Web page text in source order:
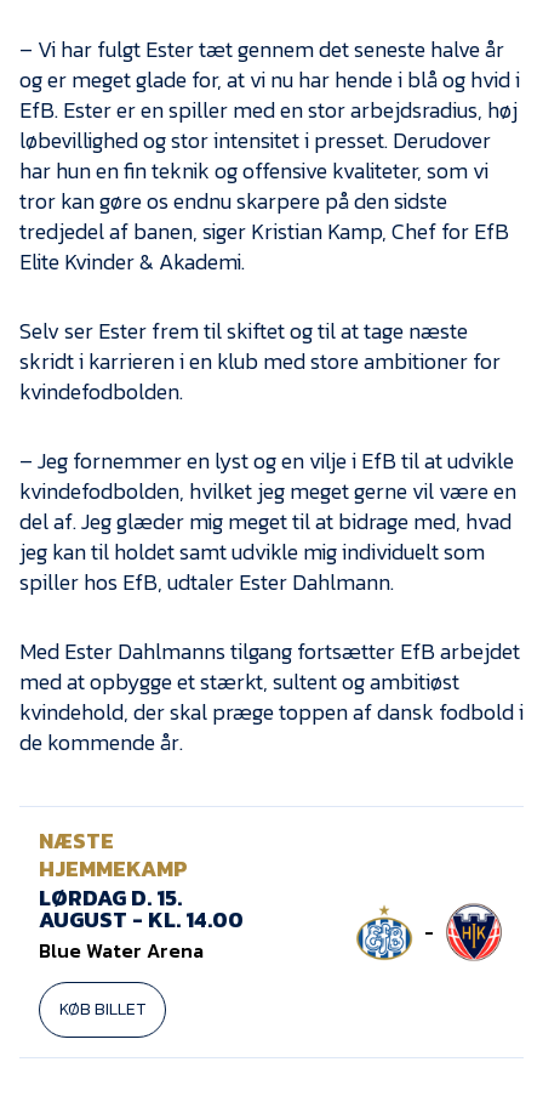
– Vi har fulgt Ester tæt gennem det seneste halve år
og er meget glade for, at vi nu har hende i blå og hvid i
EfB. Ester er en spiller med en stor arbejdsradius, høj
løbevillighed og stor intensitet i presset. Derudover
har hun en fin teknik og offensive kvaliteter, som vi
tror kan gøre os endnu skarpere på den sidste
tredjedel af banen, siger Kristian Kamp, Chef for EfB
Elite Kvinder & Akademi.
Selv ser Ester frem til skiftet og til at tage næste
skridt i karrieren i en klub med store ambitioner for
kvindefodbolden.
– Jeg fornemmer en lyst og en vilje i EfB til at udvikle
kvindefodbolden, hvilket jeg meget gerne vil være en
del af. Jeg glæder mig meget til at bidrage med, hvad
jeg kan til holdet samt udvikle mig individuelt som
spiller hos EfB, udtaler Ester Dahlmann.
Med Ester Dahlmanns tilgang fortsætter EfB arbejdet
med at opbygge et stærkt, sultent og ambitiøst
kvindehold, der skal præge toppen af dansk fodbold i
de kommende år.
NÆSTE
HJEMMEKAMP
LØRDAG D. 15.
AUGUST - KL. 14.00
Blue Water Arena
KØB BILLET
-